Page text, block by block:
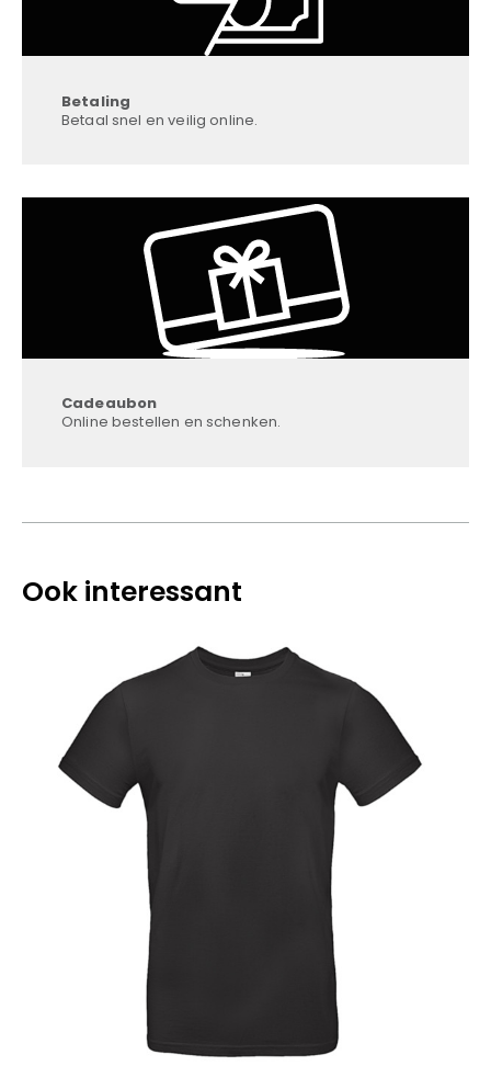
Betaling
Betaal snel en veilig online.
Cadeaubon
Online bestellen en schenken.
Ook interessant